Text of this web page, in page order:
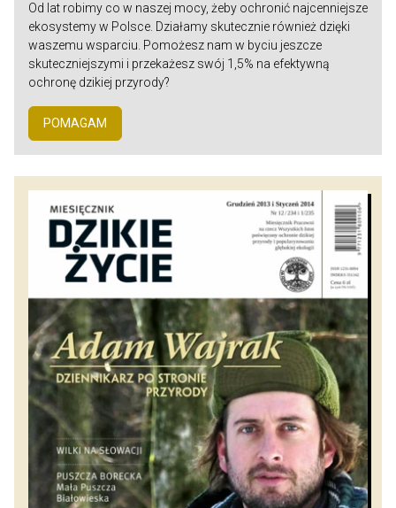
Od lat robimy co w naszej mocy, żeby ochronić najcenniejsze
ekosystemy w Polsce. Działamy skutecznie również dzięki
waszemu wsparciu. Pomożesz nam w byciu jeszcze
skuteczniejszymi i przekażesz swój 1,5% na efektywną
ochronę dzikiej przyrody?
POMAGAM